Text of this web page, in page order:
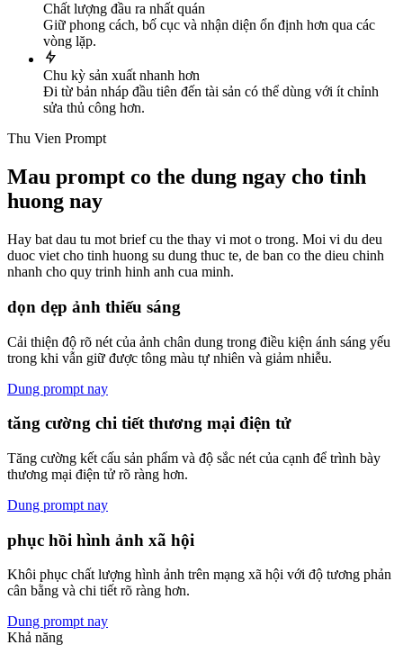
Chất lượng đầu ra nhất quán
Giữ phong cách, bố cục và nhận diện ổn định hơn qua các
vòng lặp.
Chu kỳ sản xuất nhanh hơn
Đi từ bản nháp đầu tiên đến tài sản có thể dùng với ít chỉnh
sửa thủ công hơn.
Thu Vien Prompt
Mau prompt co the dung ngay cho tinh
huong nay
Hay bat dau tu mot brief cu the thay vi mot o trong. Moi vi du deu
duoc viet cho tinh huong su dung thuc te, de ban co the dieu chinh
nhanh cho quy trinh hinh anh cua minh.
dọn dẹp ảnh thiếu sáng
Cải thiện độ rõ nét của ảnh chân dung trong điều kiện ánh sáng yếu
trong khi vẫn giữ được tông màu tự nhiên và giảm nhiễu.
Dung prompt nay
tăng cường chi tiết thương mại điện tử
Tăng cường kết cấu sản phẩm và độ sắc nét của cạnh để trình bày
thương mại điện tử rõ ràng hơn.
Dung prompt nay
phục hồi hình ảnh xã hội
Khôi phục chất lượng hình ảnh trên mạng xã hội với độ tương phản
cân bằng và chi tiết rõ ràng hơn.
Dung prompt nay
Khả năng